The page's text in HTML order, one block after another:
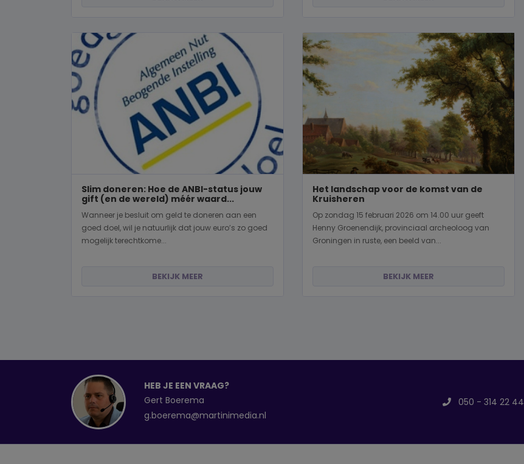
Slim doneren: Hoe de ANBI-status jouw
gift (en de wereld) méér waard...
Wanneer je besluit om geld te doneren aan een
goed doel, wil je natuurlijk dat jouw euro’s zo goed
mogelijk terechtkome...
BEKIJK MEER
Het landschap voor de komst van de
Kruisheren
Op zondag 15 februari 2026 om 14.00 uur geeft
Henny Groenendijk, provinciaal archeoloog van
Groningen in ruste, een beeld van...
BEKIJK MEER
HEB JE EEN VRAAG?
Gert Boerema
g.boerema@martinimedia.nl
050 - 314 22 44